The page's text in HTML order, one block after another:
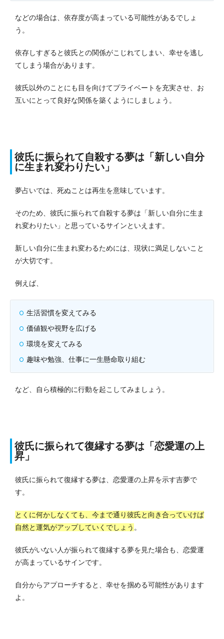
などの場合は、依存度が高まっている可能性があるでしょ
う。
依存しすぎると彼氏との関係がこじれてしまい、幸せを逃し
てしまう場合があります。
彼氏以外のことにも目を向けてプライベートを充実させ、お
互いにとって良好な関係を築くようにしましょう。
彼氏に振られて自殺する夢は「新しい自分
に生まれ変わりたい」
夢占いでは、死ぬことは再生を意味しています。
そのため、彼氏に振られて自殺する夢は「新しい自分に生ま
れ変わりたい」と思っているサインといえます。
新しい自分に生まれ変わるためには、現状に満足しないこと
が大切です。
例えば、
生活習慣を変えてみる
価値観や視野を広げる
環境を変えてみる
趣味や勉強、仕事に一生懸命取り組む
など、自ら積極的に行動を起こしてみましょう。
彼氏に振られて復縁する夢は「恋愛運の上
昇」
彼氏に振られて復縁する夢は、恋愛運の上昇を示す吉夢で
す。
とくに何かしなくても、今まで通り彼氏と向き合っていけば
自然と運気がアップしていくでしょう 。
彼氏がいない人が振られて復縁する夢を見た場合も、恋愛運
が高まっているサインです。
自分からアプローチすると、幸せを掴める可能性があります
よ。